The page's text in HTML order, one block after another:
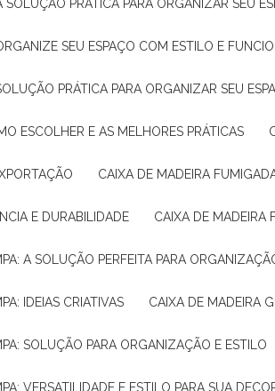
SOLUÇÃO PRÁTICA PARA ORGANIZAR SEU
SEU ESPAÇO COM ESTILO E
PRÁTICA PARA ORGANIZAR SEU
ESCOLHER E AS MELHORES PRÁTICAS
CAIXA DE MADEIRA
E DURABILIDADE CAIXA DE
A SOLUÇÃO PERFEITA PARA
IDEIAS CRIATIVAS CAIXA DE MADEIRA
SOLUÇÃO PARA ORGANIZAÇÃO E ESTILO
VERSATILIDADE E ESTILO PARA SUA